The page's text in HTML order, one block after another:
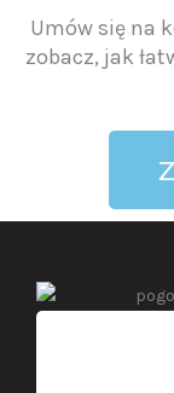
Umów się na
zobacz, jak